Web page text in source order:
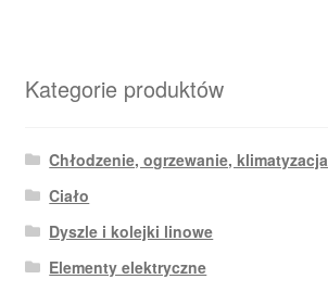
Kategorie produktów
Chłodzenie, ogrzewanie, klimatyzacja
Ciało
Dyszle i kolejki linowe
Elementy elektryczne